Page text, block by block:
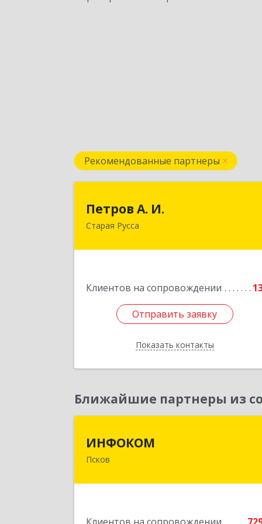
Рекомендованные партнеры
Петров А. И.
Старая Русса
Клиентов на сопровождении
Отправить заявку
Показать контакты
Старая Русса, пер.Волотовский, д.23
Отправить заявку
Назад
Ближайшие партнеры из
ИНФОКОМ
Псков